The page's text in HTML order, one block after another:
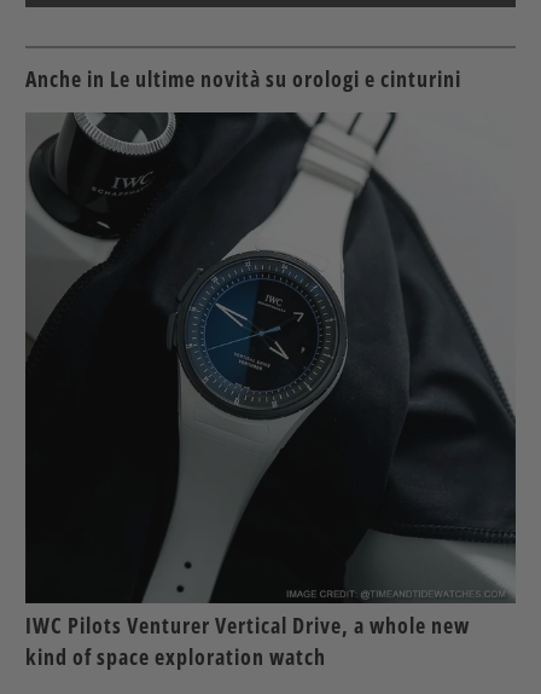
Anche in Le ultime novità su orologi e cinturini
IWC Pilots Venturer Vertical Drive, a whole new
kind of space exploration watch